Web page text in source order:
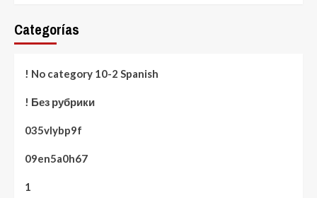
Categorías
! No category 10-2 Spanish
! Без рубрики
035vlybp9f
09en5a0h67
1